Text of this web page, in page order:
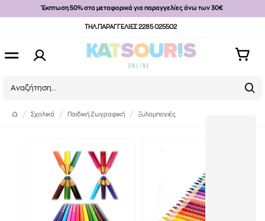
Έκπτωση 50% στα μεταφορικά για παραγγελίες άνω των 30€
ΤΗΛ.ΠΑΡΑΓΓΕΛΙΕΣ 2285 025502
Σχολικά Παιδική Ζωγραφική Ξυλομπογιές